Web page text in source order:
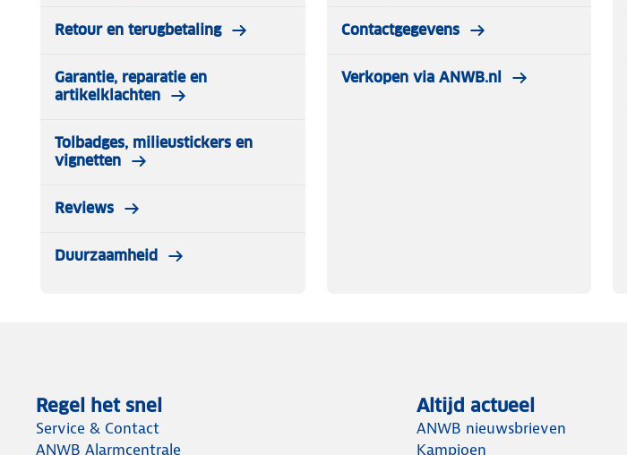
Retour en terugbetaling
Garantie, reparatie en
artikelklachten
Tolbadges, milieustickers en
vignetten
Reviews
Duurzaamheid
Contactgegevens
Verkopen via ANWB.nl
Regel het snel
Service & Contact
ANWB Alarmcentrale
Altijd actueel
ANWB nieuwsbrieven
Kampioen